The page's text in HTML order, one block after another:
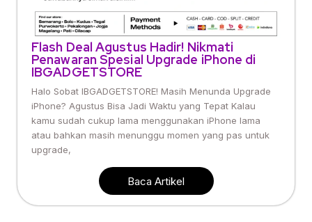
Flash Deal Agustus Hadir! Nikmati
Penawaran Spesial Upgrade iPhone di
IBGADGETSTORE
Halo Sobat IBGADGETSTORE! Masih Menunda Upgrade
iPhone? Agustus Bisa Jadi Waktu yang Tepat Kalau
kamu sudah cukup lama menggunakan iPhone lama
atau bahkan masih menunggu momen yang pas untuk
upgrade,
Baca Artikel